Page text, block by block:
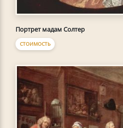
Портрет мадам Солтер
СТОИМОСТЬ